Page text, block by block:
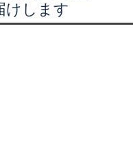
けします